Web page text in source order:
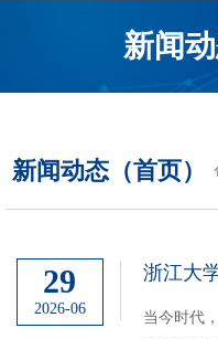
新闻
新闻动态（首页）
29
2026-06
浙江大
当今时代